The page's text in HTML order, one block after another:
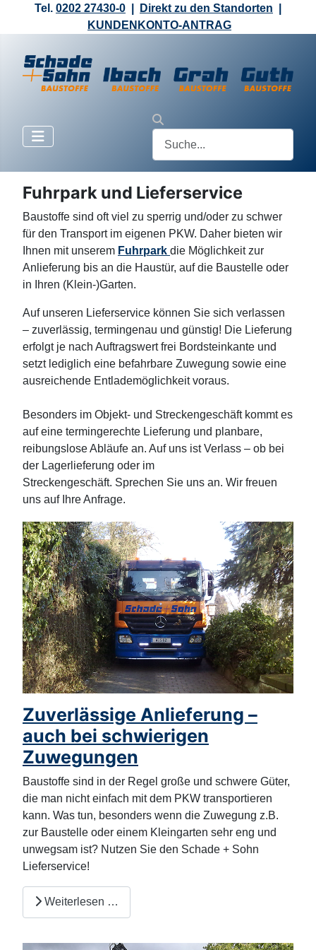
Tel. 0202 27430-0 Direkt zu den Standorten
KUNDENKONTO-ANTRAG
Fuhrpark und Lieferservice
Baustoffe sind oft viel zu sperrig und/oder zu schwer
für den Transport im eigenen PKW. Daher bieten wir
Ihnen mit unserem Fuhrpark die Möglichkeit zur
Anlieferung bis an die Haustür, auf die Baustelle oder
in Ihren (Klein-)Garten.
Auf unseren Lieferservice können Sie sich verlassen
– zuverlässig, termingenau und günstig! Die Lieferung
erfolgt je nach Auftragswert frei Bordsteinkante und
setzt lediglich eine befahrbare Zuwegung sowie eine
ausreichende Entlademöglichkeit voraus.
Besonders im Objekt- und Streckengeschäft kommt es
auf eine termingerechte Lieferung und planbare,
reibungslose Abläufe an. Auf uns ist Verlass – ob bei
der Lagerlieferung oder im
Streckengeschäft. Sprechen Sie uns an. Wir freuen
uns auf Ihre Anfrage.
Zuverlässige Anlieferung –
auch bei schwierigen
Zuwegungen
Baustoffe sind in der Regel große und schwere Güter,
die man nicht einfach mit dem PKW transportieren
kann. Was tun, besonders wenn die Zuwegung z.B.
zur Baustelle oder einem Kleingarten sehr eng und
unwegsam ist? Nutzen Sie den Schade + Sohn
Lieferservice!
Weiterlesen …